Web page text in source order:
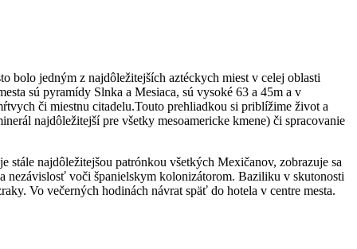
bolo jedným z najdôležitejších aztéckych miest v celej oblasti
sú pyramídy Slnka a Mesiaca, sú vysoké 63 a 45m a v
či miestnu citadelu.Touto prehliadkou si priblížime život a
najdôležitejší pre všetky mesoamericke kmene) či spracovanie
najdôležitejšou patrónkou všetkých Mexičanov, zobrazuje sa
nezávislosť voči španielskym kolonizátorom. Baziliku v skutonosti
Vo večerných hodinách návrat späť do hotela v centre mesta.